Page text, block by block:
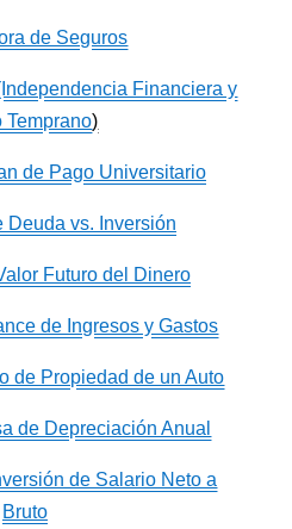
de Seguros
Financiera y
Temprano)
de Pago Universitario
Deuda vs. Inversión
Futuro del Dinero
de Ingresos y Gastos
de Propiedad de un Auto
de Depreciación Anual
de Salario Neto a
Bruto